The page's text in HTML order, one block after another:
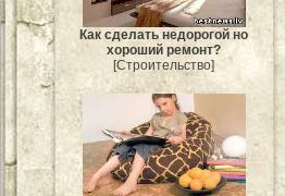
Как сделать недорогой но
хороший ремонт?
[Строительство]